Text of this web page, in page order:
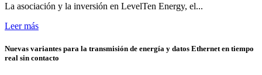
La asociación y la inversión en LevelTen Energy, el...
Leer más
Nuevas variantes para la transmisión de energía y datos Ethernet en tiempo
real sin contacto